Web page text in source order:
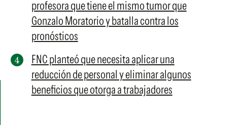
profesora que tiene el mismo tumor que
Gonzalo Moratorio y batalla contra los
pronósticos
FNC planteó que necesita aplicar una
reducción de personal y eliminar algunos
beneficios que otorga a trabajadores